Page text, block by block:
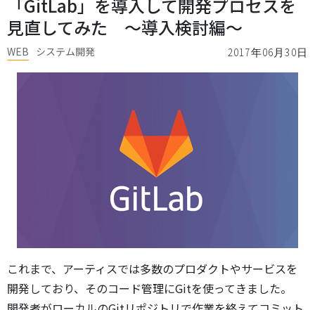
「GitLab」を導入して開発プロセスを
見直してみた ～導入検討編～
2017年06月30日
WEB システム開発
これまで、アーティスでは多数のプロダクトやサービスを
開発しており、そのコード管理にGitを使ってきました。